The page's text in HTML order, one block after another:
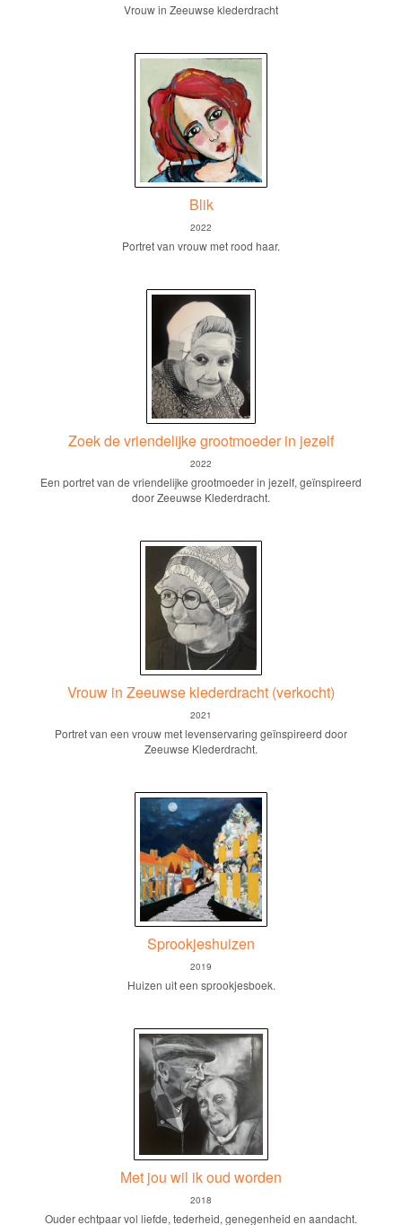
Vrouw in Zeeuwse klederdracht
Blik
2022
Portret van vrouw met rood haar.
Zoek de vriendelijke grootmoeder in jezelf
2022
Een portret van de vriendelijke grootmoeder in jezelf, geïnspireerd
door Zeeuwse Klederdracht.
Vrouw in Zeeuwse klederdracht (verkocht)
2021
Portret van een vrouw met levenservaring geïnspireerd door
Zeeuwse Klederdracht.
Sprookjeshuizen
2019
Huizen uit een sprookjesboek.
Met jou wil ik oud worden
2018
Ouder echtpaar vol liefde, tederheid, genegenheid en aandacht.